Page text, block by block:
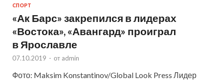
СПОРТ
«Ак Барс» закрепился в лидерах
«Востока», «Авангард» проиграл
в Ярославле
07.10.2019 - от admin
Фото: Maksim Konstantinov/Global Look Press Лидер